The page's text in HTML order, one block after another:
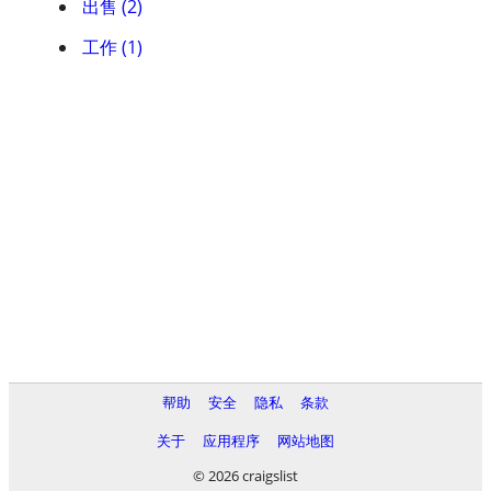
出售 (2)
工作 (1)
帮助 安全 隐私
条款
关于
应用程序
网站地图
© 2026 craigslist